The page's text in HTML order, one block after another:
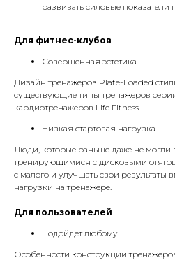
развивать силовые показатели
Для фитнес-клубов
Совершенная эстетика
Дизайн тренажеров Plate-Loaded
существующие типы тренажеров
кардиотренажеров Life Fitness.
Низкая стартовая нагрузка
Люди, которые раньше даже не могли
тренирующимися с дисковыми
с малого и улучшать свои результаты
нагрузки на тренажере.
Для пользователей
Подойдет любому
Особенности конструкции